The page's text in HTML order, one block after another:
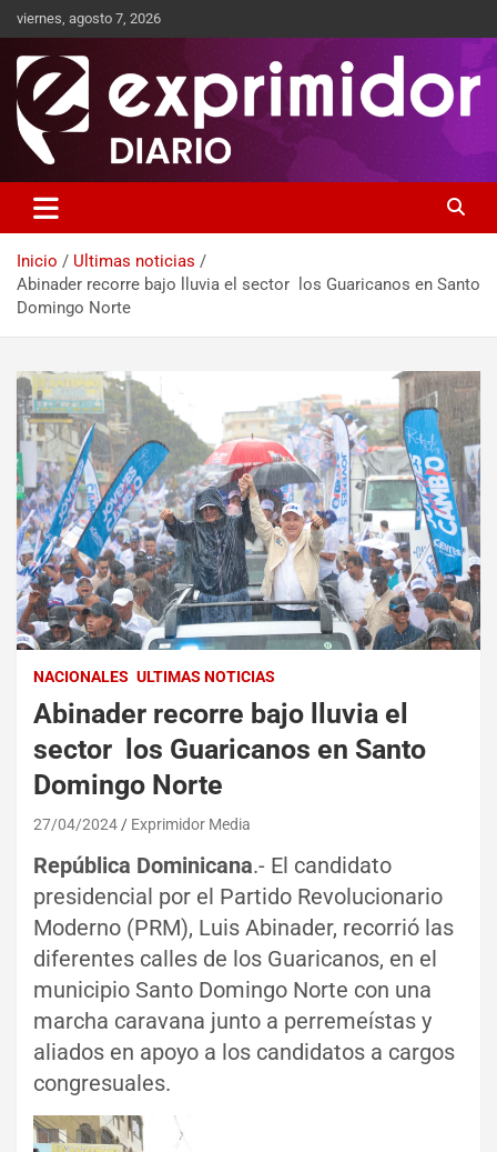
viernes, agosto 7, 2026
Exprimidor media
Inicio
Ultimas noticias
Abinader recorre bajo lluvia el sector los Guaricanos en Santo
Domingo Norte
NACIONALES ULTIMAS NOTICIAS
Abinader recorre bajo lluvia el
sector los Guaricanos en Santo
Domingo Norte
27/04/2024 Exprimidor Media
República Dominicana.- El candidato
presidencial por el Partido Revolucionario
Moderno (PRM), Luis Abinader, recorrió las
diferentes calles de los Guaricanos, en el
municipio Santo Domingo Norte con una
marcha caravana junto a perremeístas y
aliados en apoyo a los candidatos a cargos
congresuales.